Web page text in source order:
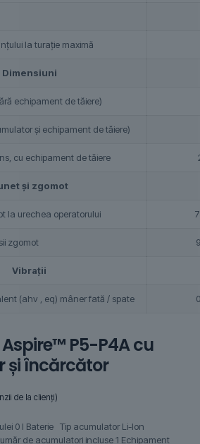
la turaţie maximă
Dimensiuni
echipament de tăiere)
și echipament de tăiere)
cu echipament de tăiere
și zgomot
la urechea operatorului
zgomot
Vibrații
(ahv , eq) mâner fată / spate
P5-P4A cu
și încărcător
de la clienți)
0 l Baterie Tip acumulator Li-Ion
de acumulatori incluse 1 Echipament